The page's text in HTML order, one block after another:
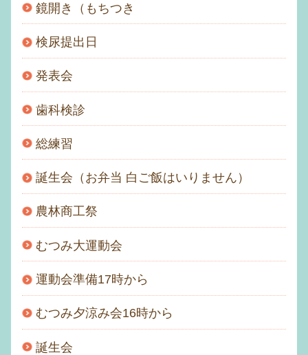
鏡開き（もちつき
検尿提出日
発表会
歯科検診
総練習
誕生会（お弁当 白ご飯はいりません）
農林商工祭
むつみ大運動会
運動会準備17時から
むつみ夕涼み会16時から
誕生会
園の一日
個人情報保護方針
サイトマップ